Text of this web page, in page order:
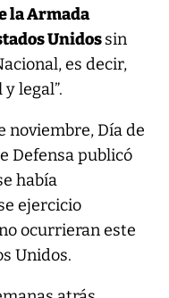
la Armada
Unidossin
es decir,
legal”.
noviembre, Día de
Defensa publicó
había
ejercicio
ocurrieran este
Unidos.